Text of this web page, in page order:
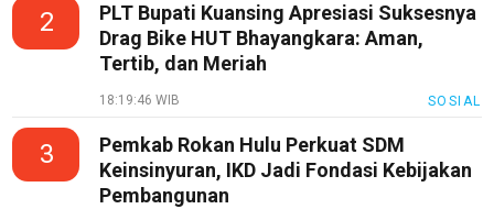
2
PLT Bupati Kuansing Apresiasi Suksesnya
Drag Bike HUT Bhayangkara: Aman,
Tertib, dan Meriah
18:19:46 WIB SOSIAL
3
Pemkab Rokan Hulu Perkuat SDM
Keinsinyuran, IKD Jadi Fondasi Kebijakan
Pembangunan